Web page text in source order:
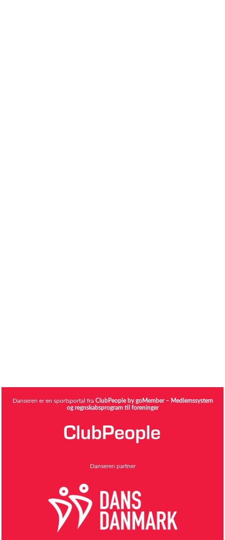
Danseren er en sportsportal fra ClubPeople by goMember – Medlemssystem
og regnskabsprogram til foreninger
Danseren partner